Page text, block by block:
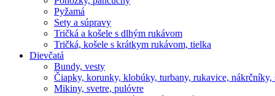
Pyžamá
Sety a súpravy
Tričká a košele s dlhým rukávom
Tričká, košele s krátkym rukávom, tielka
Dievčatá
Bundy, vesty
Čiapky, korunky, klobúky, turbany, rukavice, nákrčníky,
Mikiny, svetre, pulóvre